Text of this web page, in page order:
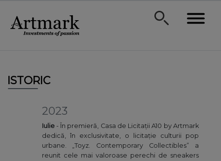
ISTORIC
2023
Iulie- În premieră, Casa de Licitații A10 by Artmark
dedică, în exclusivitate, o licitație culturii pop
urbane. „Toyz. Contemporary Collectibles” a
reunit cele mai valoroase perechi de sneakers